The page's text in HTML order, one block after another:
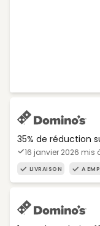
35% de réduction
16 janvier 2026 mis
LIVRAISON A